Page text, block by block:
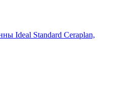
Ideal Standard Ceraplan,